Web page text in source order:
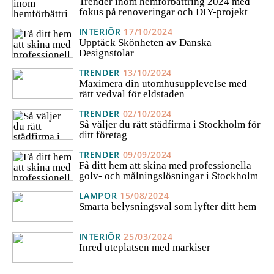
fokus på renoveringar och DIY-projekt
INTERIÖR 17/10/2024
Upptäck Skönheten av Danska
Designstolar
TRENDER 13/10/2024
Maximera din utomhusupplevelse med
rätt vedval för eldstaden
TRENDER 02/10/2024
Så väljer du rätt städfirma i Stockholm för
ditt företag
TRENDER 09/09/2024
Få ditt hem att skina med professionella
golv- och målningslösningar i Stockholm
LAMPOR 15/08/2024
Smarta belysningsval som lyfter ditt hem
INTERIÖR 25/03/2024
Inred uteplatsen med markiser